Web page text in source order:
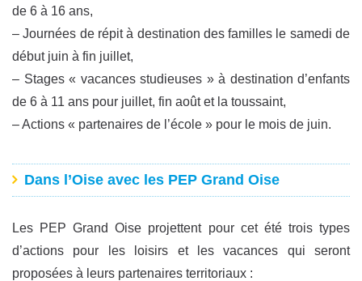
de 6 à 16 ans,
– Journées de répit à destination des familles le samedi de
début juin à fin juillet,
– Stages « vacances studieuses » à destination d’enfants
de 6 à 11 ans pour juillet, fin août et la toussaint,
– Actions « partenaires de l’école » pour le mois de juin.
Dans l’Oise avec les PEP Grand Oise
Les PEP Grand Oise projettent pour cet été trois types
d’actions pour les loisirs et les vacances qui seront
proposées à leurs partenaires territoriaux :